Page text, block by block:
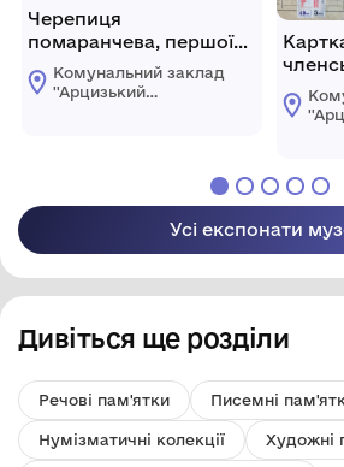
Черепиця
помаранчева, першої
половини ХХ ст
Комунальний заклад
''Арцизький
ради
Усі експонати
Дивіться ще розділи
Речові пам'ятки Писемні
Нумізматичні колекції Художні